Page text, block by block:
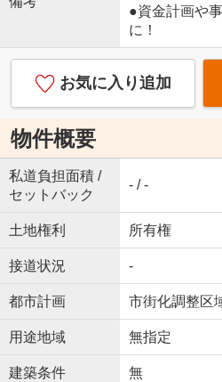
●資金計画や
に！
お気に入り追加
物件概要
私道負担面積 /
セットバック
- / -
土地権利 所有権
接道状況 -
都市計画 市街化調整区
用途地域 無指定
建築条件 無